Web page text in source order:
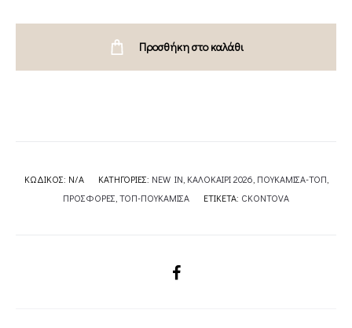
Προσθήκη στο καλάθι
ΚΩΔΙΚΌΣ: N/A ΚΑΤΗΓΟΡΊΕΣ: NEW IN ΚΑΛΟΚΑΙΡΙ 2026 ΠΟΥΚΑΜΙΣΑ-ΤΟΠ
ΠΡΟΣΦΟΡΕΣ ΤΟΠ-ΠΟΥΚΑΜΙΣΑ ΕΤΙΚΈΤΑ: CKONTOVA
SHARE